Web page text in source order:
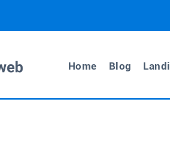
Home Blog